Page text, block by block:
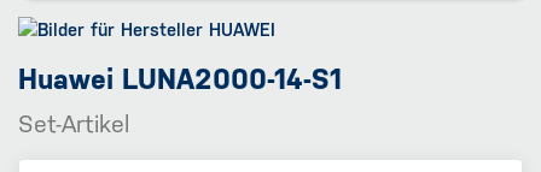
Huawei LUNA2000-14-S1
Set-Artikel